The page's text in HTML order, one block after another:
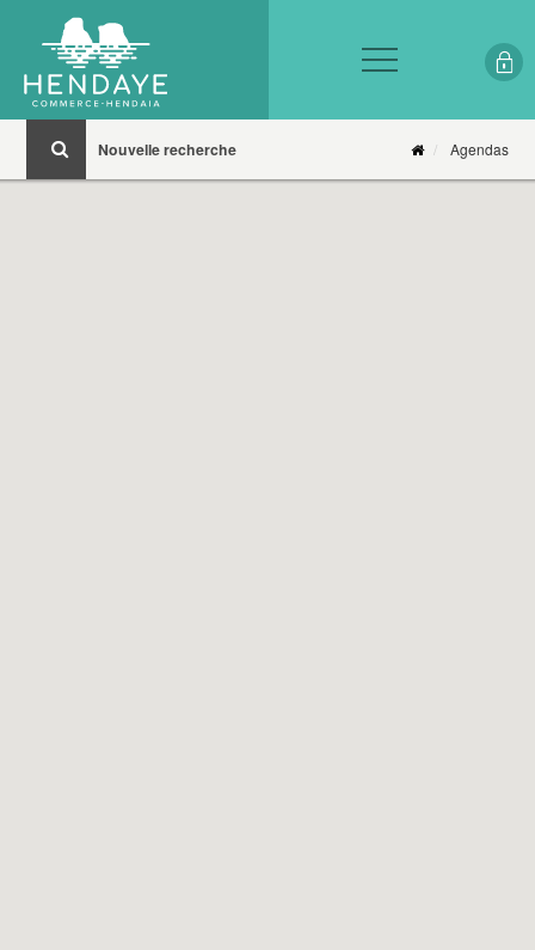
Nouvelle recherche Agendas